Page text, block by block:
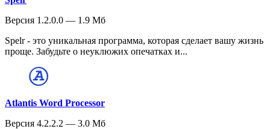
Версия 1.2.0.0 — 1.9 Мб
Spelr - это уникальная программа, которая сделает вашу жизнь
проще. Забудьте о неуклюжих опечатках и...
Atlantis Word Processor
Версия 4.2.2.2 — 3.0 Мб